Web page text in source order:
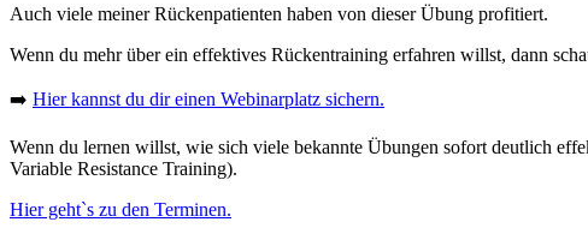
Auch viele meiner Rückenpatienten haben von dieser Übung profitiert.
Wenn du mehr über ein effektives Rückentraining erfahren willst, dann
➡️ Hier kannst du dir einen Webinarplatz sichern.
Wenn du lernen willst, wie sich viele bekannte Übungen sofort deutlich
Variable Resistance Training).
Hier geht`s zu den Terminen.